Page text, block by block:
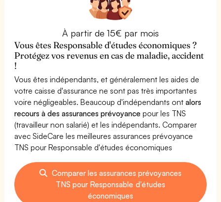
À partir de 15€ par mois
Vous êtes Responsable d'études économiques ?
Protégez vos revenus en cas de maladie, accident
!
Vous êtes indépendants, et généralement les aides de
votre caisse d'assurance ne sont pas très importantes
voire négligeables. Beaucoup d'indépendants ontalors
recours à des assurances prévoyance pour les TNS
(travailleur non salarié) et les indépendants. Comparer
avec SideCare les meilleures assurances prévoyance
TNS pour Responsable d'études économiques
Comparer les assurances prévoyances
TNS pour Responsable d'études
économiques